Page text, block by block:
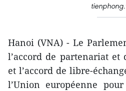
Hanoi (VNA) - Le
l’accord de partenariat et
et l’accord de libre-
l’Union européenne